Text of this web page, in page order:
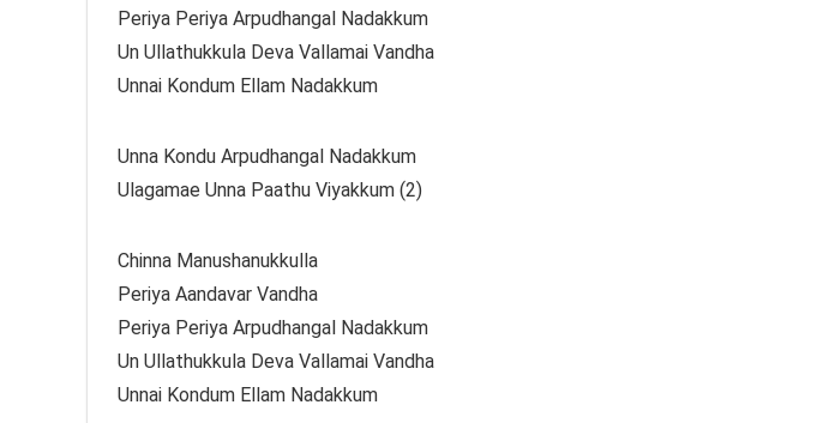
Periya Periya Arpudhangal Nadakkum
Un Ullathukkula Deva Vallamai Vandha
Unnai Kondum Ellam Nadakkum
Unna Kondu Arpudhangal Nadakkum
Ulagamae Unna Paathu Viyakkum (2)
Chinna Manushanukkulla
Periya Aandavar Vandha
Periya Periya Arpudhangal Nadakkum
Un Ullathukkula Deva Vallamai Vandha
Unnai Kondum Ellam Nadakkum